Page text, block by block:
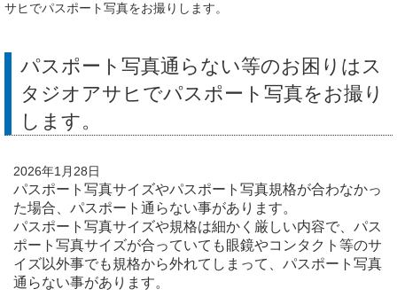
サヒでパスポート写真をお撮りします。
パスポート写真通らない等のお困りはス
タジオアサヒでパスポート写真をお撮り
します。
2026年1月28日
パスポート写真サイズやパスポート写真規格が合わなかっ
た場合、パスポート通らない事があります。
パスポート写真サイズや規格は細かく厳しい内容で、パス
ポート写真サイズが合っていても眼鏡やコンタクト等のサ
イズ以外事でも規格から外れてしまって、パスポート写真
通らない事があります。